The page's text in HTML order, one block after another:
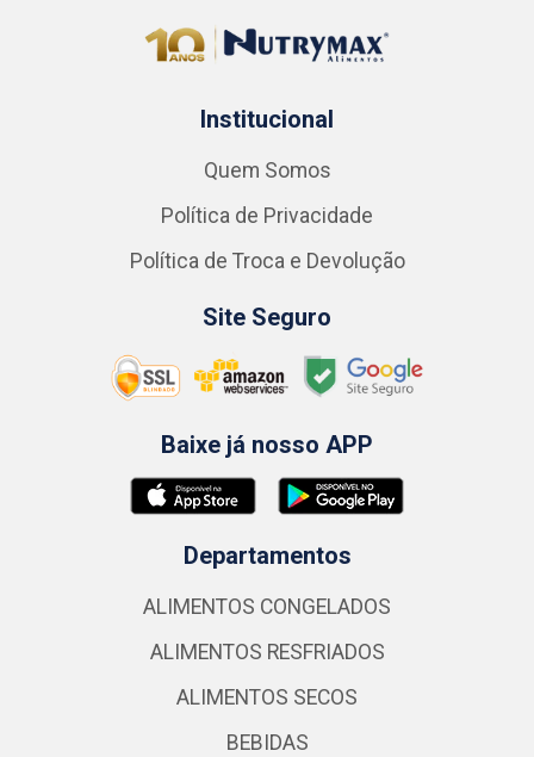
Institucional
Quem Somos
Política de Privacidade
Política de Troca e Devolução
Site Seguro
Baixe já nosso APP
Departamentos
ALIMENTOS CONGELADOS
ALIMENTOS RESFRIADOS
ALIMENTOS SECOS
BEBIDAS